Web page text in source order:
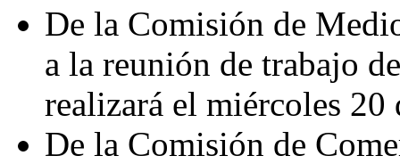
De la Comisión de
a la reunión de trabajo
realizará el miércoles 20
De la Comisión de